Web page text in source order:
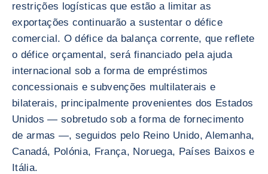
restrições logísticas que estão a limitar as
exportações continuarão a sustentar o défice
comercial. O défice da balança corrente, que reflete
o défice orçamental, será financiado pela ajuda
internacional sob a forma de empréstimos
concessionais e subvenções multilaterais e
bilaterais, principalmente provenientes dos Estados
Unidos — sobretudo sob a forma de fornecimento
de armas —, seguidos pelo Reino Unido, Alemanha,
Canadá, Polónia, França, Noruega, Países Baixos e
Itália.